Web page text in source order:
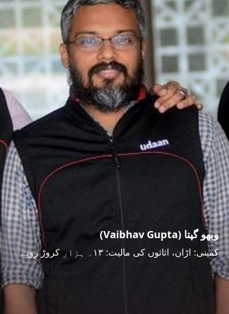
وبھو گپتا (Vaibhav Gupta)
کمپنی: اڑان، اثاثوں کی مالیت: ۱۳؍ ہزار کروڑ روپے